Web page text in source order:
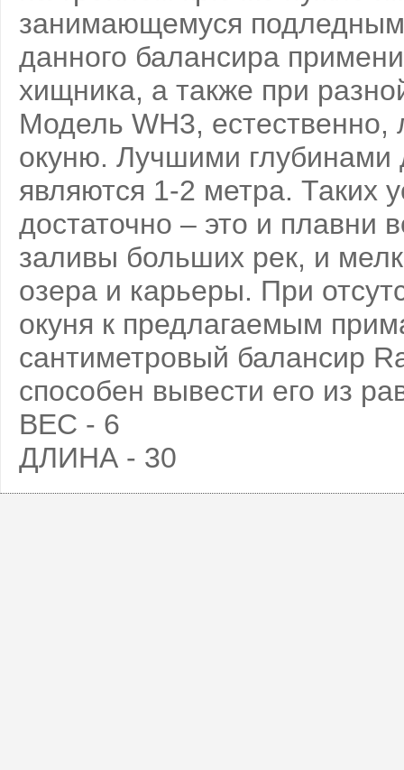
занимающемуся
данного балансира
хищника, а также при
Модель WH3, естественно,
окуню. Лучшими глубинами
являются 1-2 метра. Таких
достаточно – это и
заливы больших рек, и
озера и карьеры. При
окуня к предлагаемым
сантиметровый балансир
способен вывести его из
ВЕС - 6
ДЛИНА - 30